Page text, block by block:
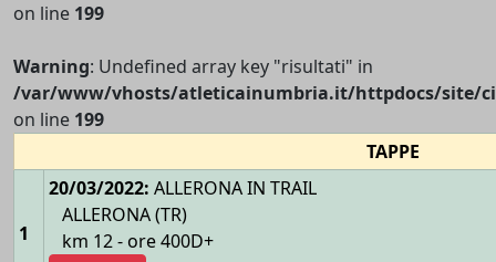
on line 199
Warning: Undefined array key "risultati" in
/var/www/vhosts/atleticainumbria.it/httpdocs/site/
on line 199
TAPPE
1
20/03/2022: ALLERONA IN TRAIL
ALLERONA (TR)
km 12 - ore 400D+